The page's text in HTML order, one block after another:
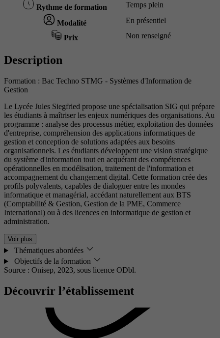
Rythme de formation Temps plein
Modalité En présentiel
Prix Non renseigné
Description
Formation : Bac Techno STMG - Systèmes d'Information de
Gestion
Le Lycée Jules Siegfried propose une spécialisation SIG qui prépare
les étudiants à maîtriser les enjeux numériques des organisations. Au
programme : analyse des processus métier, exploitation des données
d'entreprise, compréhension des applications informatiques de
gestion et conception de solutions adaptées aux besoins
organisationnels. Les étudiants développent une vision stratégique
du système d'information tout en acquérant des compétences
opérationnelles en modélisation, traitement de l'information et
accompagnement du changement digital. Cette formation crée des
profils polyvalents, capables de dialoguer entre les mondes
informatique et managérial, accédant naturellement aux BTS
(Comptabilité & Gestion, Gestion de la PME, Commerce
International) ou à des licences en informatique de gestion et
administration.
Voir plus
Thématiques abordées
Objectifs de la formation
Source : Onisep, 2023, sous licence ODbl.
Découvrir l’établissement